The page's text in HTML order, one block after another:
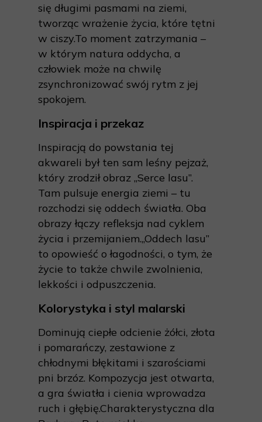
się długimi pasmami na ziemi,
tworząc wrażenie życia, które tętni
w ciszy.To moment zatrzymania –
w którym natura oddycha, a
człowiek może na chwilę
zsynchronizować swój rytm z jej
spokojem.
Inspiracja i przekaz
Inspiracją do powstania tej
akwareli był ten sam leśny pejzaż,
który zrodził obraz „Serce lasu”.
Tam pulsuje energia ziemi – tu
rozchodzi się oddech światła. Oba
obrazy łączy refleksja nad cyklem
życia i przemijaniem.„Oddech lasu”
to opowieść o łagodności, o tym, że
życie to także chwile zwolnienia,
lekkości i odpuszczenia.
Kolorystyka i styl malarski
Dominują ciepłe odcienie żółci, złota
i pomarańczy, zestawione z
chłodnymi błękitami i szarościami
pni brzóz. Kompozycja jest otwarta,
a gra światła i cienia wprowadza
ruch i głębię.Charakterystyczna dla